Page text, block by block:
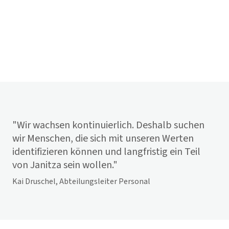
"Wir wachsen kontinuierlich. Deshalb suchen
wir Menschen, die sich mit unseren Werten
identifizieren können und langfristig ein Teil
von Janitza sein wollen."
Kai Druschel, Abteilungsleiter Personal